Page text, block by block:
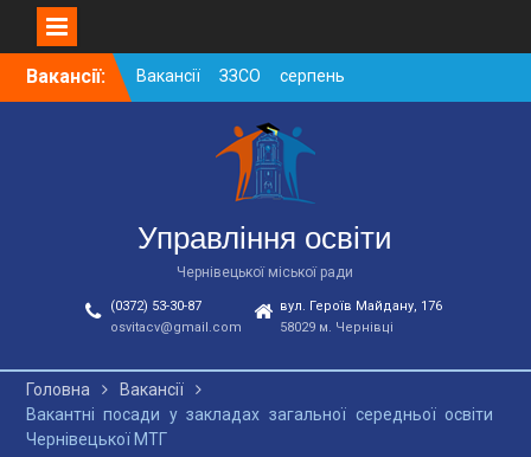
SkipВакансії:
Вакансії ЗЗСО серпень
2026
Вакансії ЗЗСО червень
Вакансії у ЗДО та
дошкільних підрозділах
ЗЗСО станом на
01.08.2026 р.
Управління освіти
Чернівецької міської ради
(0372) 53-30-87
osvitacv@gmail.com
вул. Героїв Майдану, 176
58029 м. Чернівці
Головна
Вакансії
Вакантні посади у закладах загальної середньої освіти
Чернівецької МТГ